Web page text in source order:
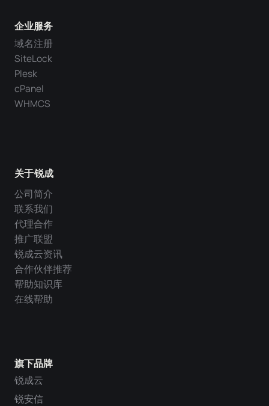
旗下品牌
锐成云
锐安信
企业服务
域名注册
SiteLock
Plesk
cPanel
WHMCS
关于锐成
公司简介
联系我们
代理合作
推广联盟
锐成云资讯
合作伙伴推荐
帮助知识库
在线帮助